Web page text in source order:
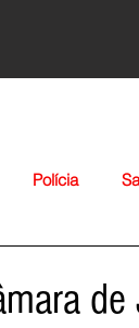
Polícia